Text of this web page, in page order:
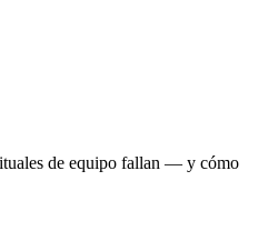
de equipo fallan — y cómo